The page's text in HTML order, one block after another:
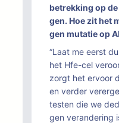
betrekking op
gen. Hoe zit het
gen mutatie op
“Laat me eerst
het Hfe-cel
zorgt het ervoor
en verder
testen die we
gen verandering